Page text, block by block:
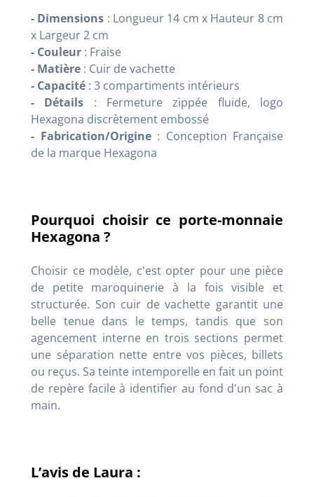
- Dimensions : Longueur 14 cm x Hauteur 8 cm
x Largeur 2 cm
- Couleur : Fraise
- Matière : Cuir de vachette
- Capacité : 3 compartiments intérieurs
- Détails : Fermeture zippée fluide, logo
Hexagona discrètement embossé
- Fabrication/Origine: Conception Française
de la marque Hexagona
Pourquoi choisir ce porte-monnaie
Hexagona ?
Choisir ce modèle, c'est opter pour une pièce
de petite maroquinerie à la fois visible et
structurée. Son cuir de vachette garantit une
belle tenue dans le temps, tandis que son
agencement interne en trois sections permet
une séparation nette entre vos pièces, billets
ou reçus. Sa teinte intemporelle en fait un point
de repère facile à identifier au fond d'un sac à
main.
L’avis de Laura :